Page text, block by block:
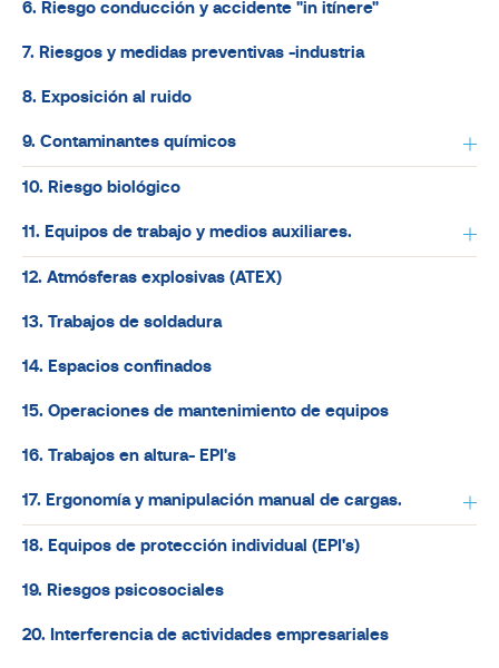
6. Riesgo conducción y accidente "in itínere"
7. Riesgos y medidas preventivas -industria
8. Exposición al ruido
9. Contaminantes químicos
10. Riesgo biológico
11. Equipos de trabajo y medios auxiliares.
12. Atmósferas explosivas (ATEX)
13. Trabajos de soldadura
14. Espacios confinados
15. Operaciones de mantenimiento de equipos
16. Trabajos en altura- EPI's
17. Ergonomía y manipulación manual de cargas.
18. Equipos de protección individual (EPI's)
19. Riesgos psicosociales
20. Interferencia de actividades empresariales